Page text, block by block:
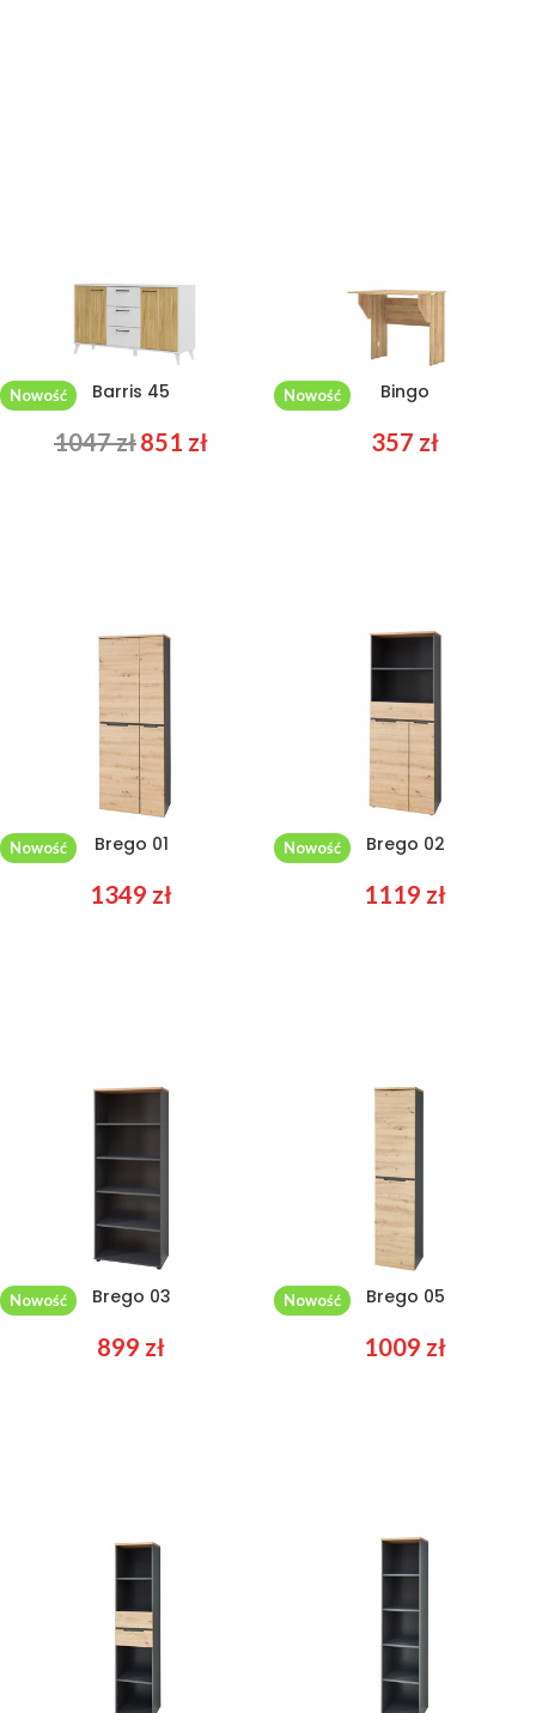
Barris 45
1047zł851 zł
Bingo
357 zł
Nowość
Brego 01
1349 zł
Nowość
Brego 02
1119 zł
Nowość
Brego 03
899 zł
Nowość
Brego 05
1009 zł
Nowość Nowość